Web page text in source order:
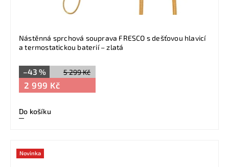
Nástěnná sprchová souprava FRESCO s dešťovou hlavicí
a termostatickou baterií – zlatá
5 299 Kč
–43 %
2 999 Kč
Do košíku
Novinka